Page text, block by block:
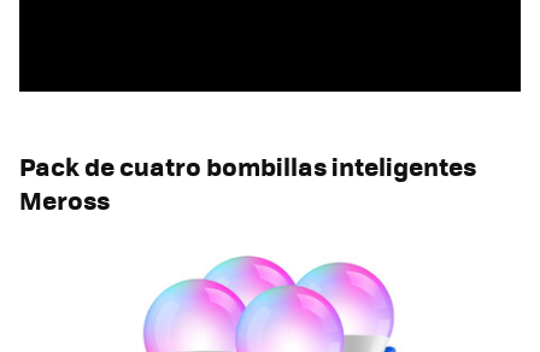
Pack de cuatro bombillas inteligentes
Meross